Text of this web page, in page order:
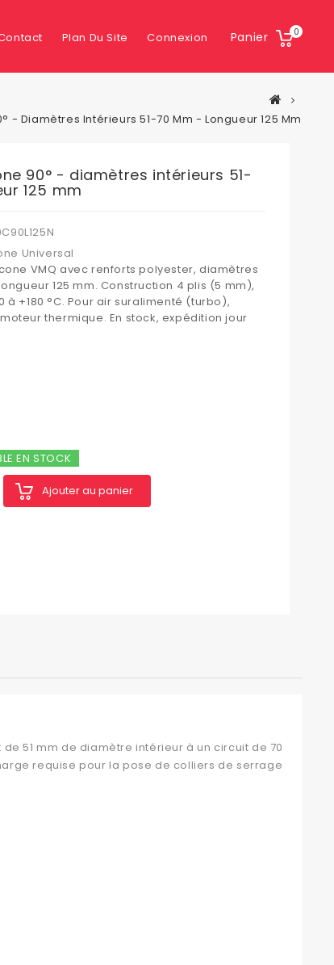
Panier 0
Plan Du Site Connexion
- Diamètres Intérieurs 51-70 Mm - Longueur 125 Mm
90° - diamètres intérieurs 51-
125 mm
Universal
VMQ avec renforts polyester, diamètres
125 mm. Construction 4 plis (5 mm),
à +180 °C. Pour air suralimenté (turbo),
thermique. En stock, expédition jour
EN STOCK
Ajouter au panier
51 mm de diamètre intérieur à un circuit de 70
requise pour la pose de colliers de serrage